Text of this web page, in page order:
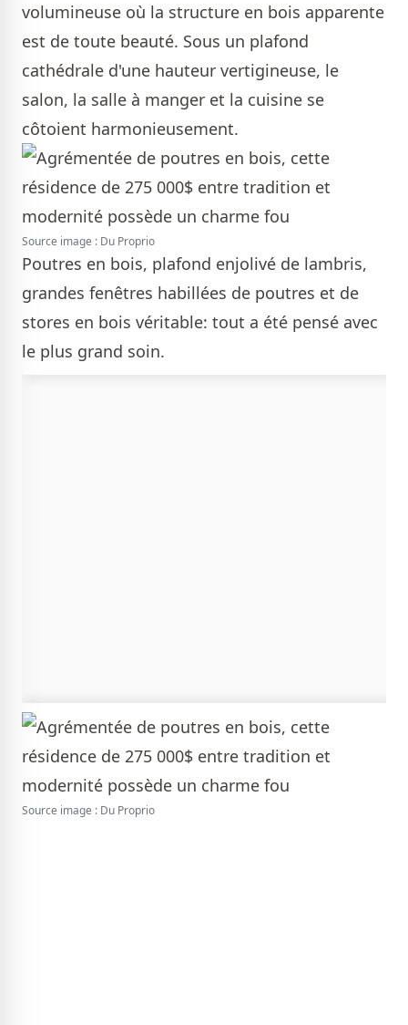
volumineuse où la structure en bois apparente
est de toute beauté. Sous un plafond
cathédrale d'une hauteur vertigineuse, le
salon, la salle à manger et la cuisine se
côtoient harmonieusement.
Source image : Du Proprio
Poutres en bois, plafond enjolivé de lambris,
grandes fenêtres habillées de poutres et de
stores en bois véritable: tout a été pensé avec
le plus grand soin.
Source image : Du Proprio